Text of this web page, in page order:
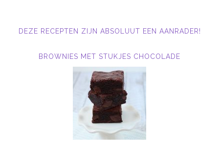
DEZE RECEPTEN ZIJN ABSOLUUT EEN AANRADER!
BROWNIES MET STUKJES CHOCOLADE